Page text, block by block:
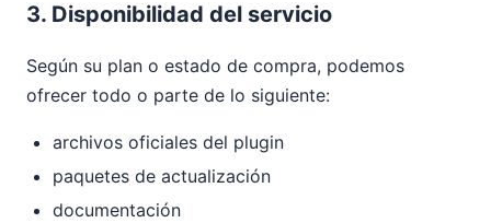
3. Disponibilidad del servicio
Según su plan o estado de compra, podemos
ofrecer todo o parte de lo siguiente:
archivos oficiales del plugin
paquetes de actualización
documentación